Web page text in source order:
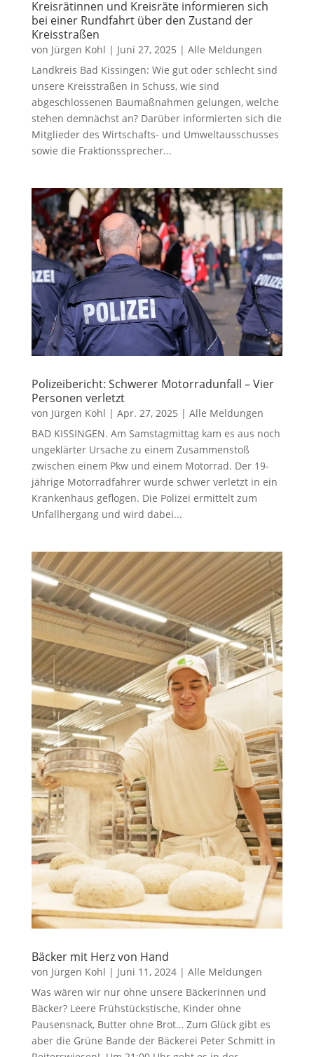
Kreisrätinnen und Kreisräte informieren sich
bei einer Rundfahrt über den Zustand der
Kreisstraßen
von Jürgen Kohl | Juni 27, 2025 | Alle Meldungen
Landkreis Bad Kissingen: Wie gut oder schlecht sind
unsere Kreisstraßen in Schuss, wie sind
abgeschlossenen Baumaßnahmen gelungen, welche
stehen demnächst an? Darüber informierten sich die
Mitglieder des Wirtschafts- und Umweltausschusses
sowie die Fraktionssprecher...
Polizeibericht: Schwerer Motorradunfall – Vier
Personen verletzt
von Jürgen Kohl | Apr. 27, 2025 | Alle Meldungen
BAD KISSINGEN. Am Samstagmittag kam es aus noch
ungeklärter Ursache zu einem Zusammenstoß
zwischen einem Pkw und einem Motorrad. Der 19-
jährige Motorradfahrer wurde schwer verletzt in ein
Krankenhaus geflogen. Die Polizei ermittelt zum
Unfallhergang und wird dabei...
Bäcker mit Herz von Hand
von Jürgen Kohl | Juni 11, 2024| Alle Meldungen
Was wären wir nur ohne unsere Bäckerinnen und
Bäcker? Leere Frühstückstische, Kinder ohne
Pausensnack, Butter ohne Brot… Zum Glück gibt es
aber die Grüne Bande der Bäckerei Peter Schmitt in